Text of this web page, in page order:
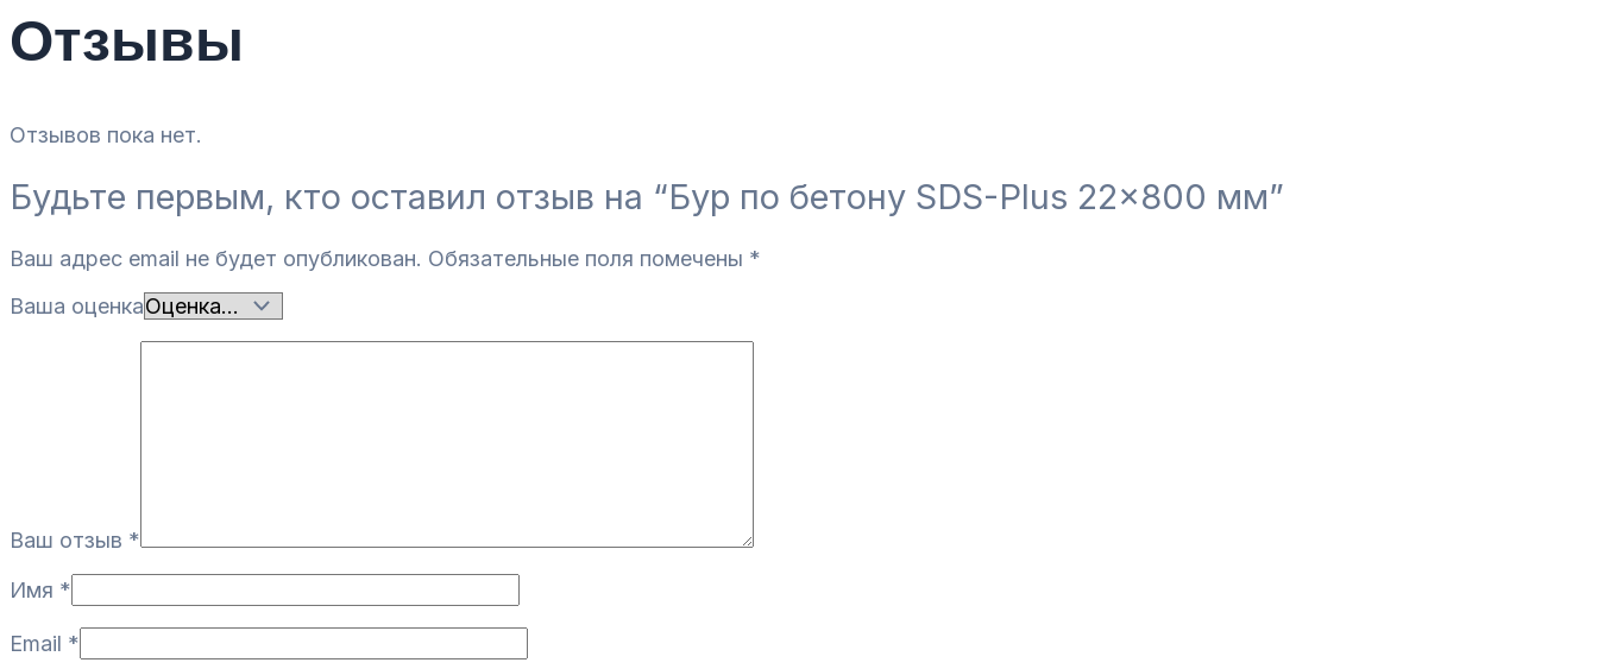
Отзывы
Отзывов пока нет.
Будьте первым, кто оставил отзыв на “Бур по бетону SDS-Plus 22×800 мм”
Ваш адрес email не будет опубликован. Обязательные поля помечены *
Ваша оценка
Ваш отзыв *
Имя *
Email *